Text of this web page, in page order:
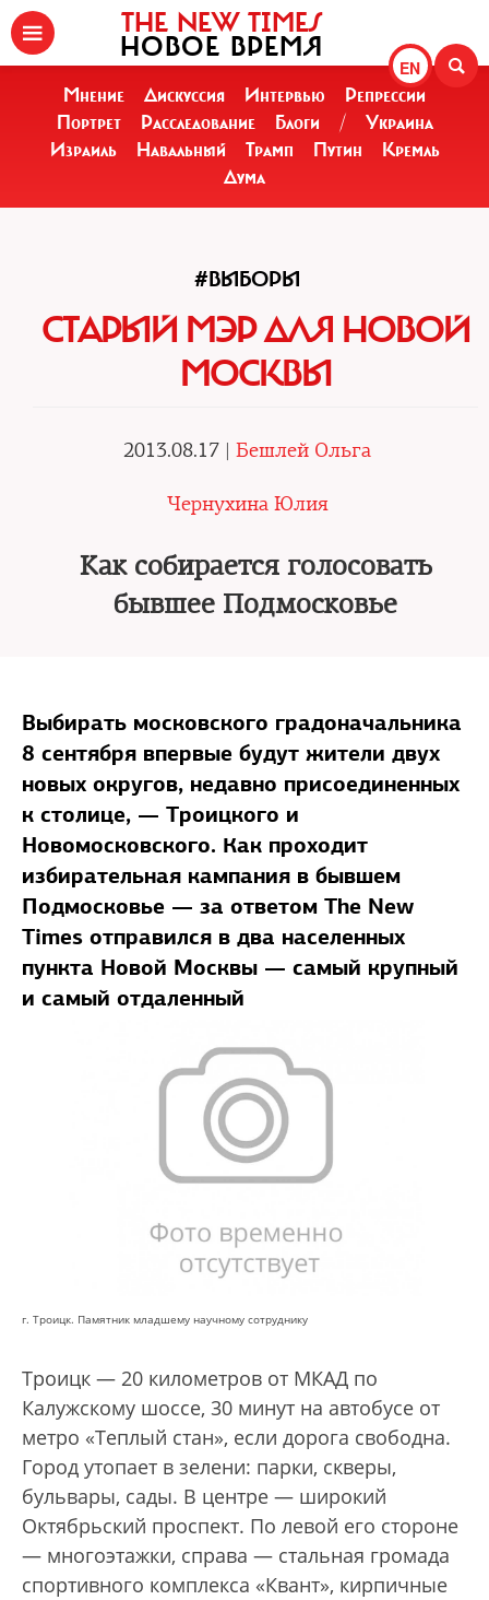
EN
THE NEW TIMES
НОВОЕ ВРЕМЯ
Мнение Дискуссия Интервью
Репрессии
Портрет
Расследование Блоги /
Украина
Израиль
Навальный Трамп Путин
Кремль
Дума
#ВЫБОРЫ
СТАРЫЙ МЭР ДЛЯ НОВОЙ
МОСКВЫ
2013.08.17 | Бешлей Ольга
Чернухина Юлия
Как собирается голосовать
бывшее Подмосковье
Выбирать московского градоначальника
8 сентября впервые будут жители двух
новых округов, недавно присоединенных
к столице, — Троицкого и
Новомосковского. Как проходит
избирательная кампания в бывшем
Подмосковье — за ответом The New
Times отправился в два населенных
пункта Новой Москвы — самый крупный
и самый отдаленный
г. Троицк. Памятник младшему научному сотруднику
Троицк — 20 километров от МКАД по
Калужскому шоссе, 30 минут на автобусе от
метро «Теплый стан», если дорога свободна.
Город утопает в зелени: парки, скверы,
бульвары, сады. В центре — широкий
Октябрьский проспект. По левой его стороне
— многоэтажки, справа — стальная громада
спортивного комплекса «Квант», кирпичные